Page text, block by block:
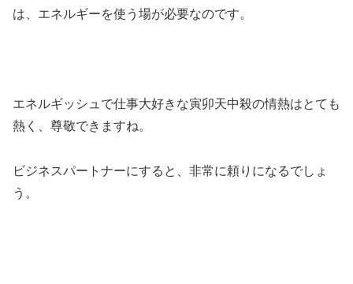
は、エネルギーを使う場が必要なのです。
エネルギッシュで仕事大好きな寅卯天中殺の情熱はとても
熱く、尊敬できますね。
ビジネスパートナーにすると、非常に頼りになるでしょ
う。